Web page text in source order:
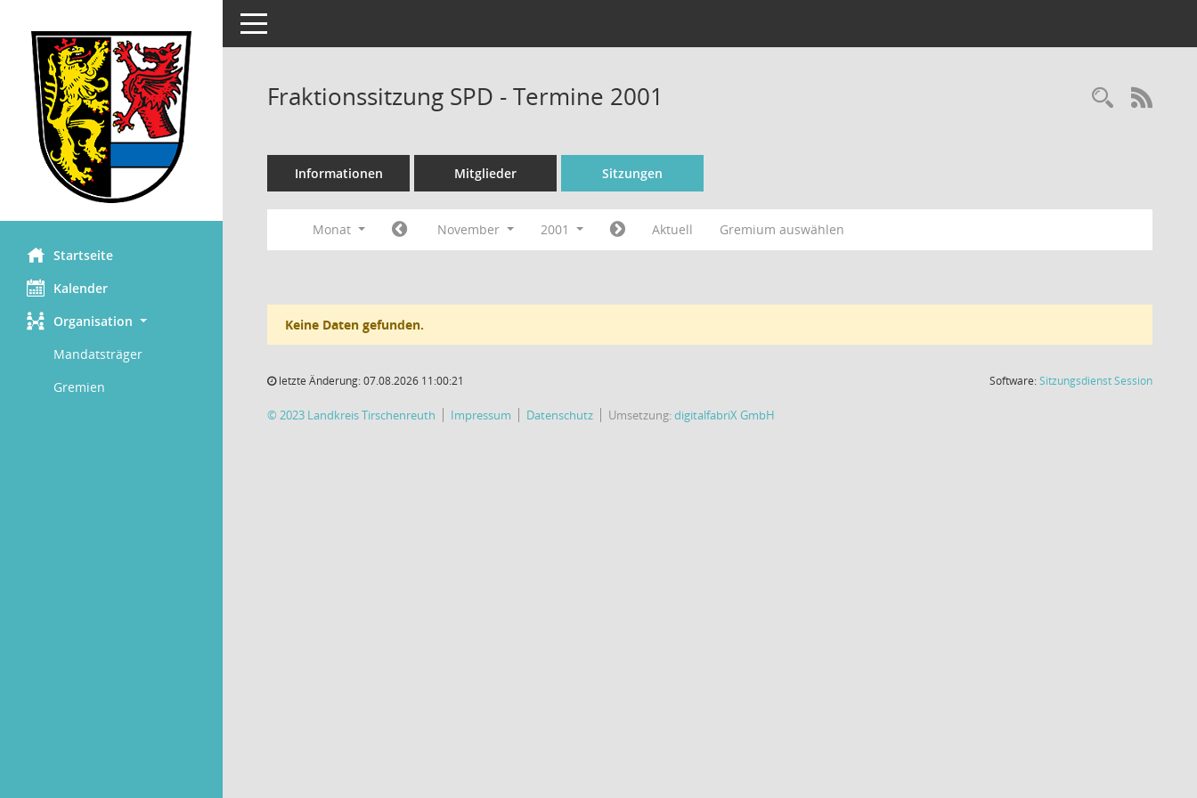
Startseite
Kalender
Organisation
Mandatsträger
Gremien
Toggle navigation
Fraktionssitzung SPD - Termine 2001
Informationen Mitglieder Sitzungen
Monat November 2001 Aktuell Gremium auswählen
Keine Daten gefunden.
letzte Änderung: 07.08.2026 11:00:21 Software:SitzungsdienstSession(Wird in
© 2023 Landkreis Tirschenreuth Impressum Datenschutz Umsetzung:digitalfabriX GmbH